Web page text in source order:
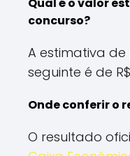
concurso?
A estimativa
seguinte é de R$
Onde conferir o
O resultado